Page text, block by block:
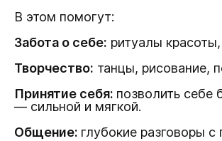
В этом помогут:
Забота о себе: ритуалы
Творчество: танцы, рисование,
Принятие себя: позволить себе
— сильной и мягкой.
Общение: глубокие разговоры с